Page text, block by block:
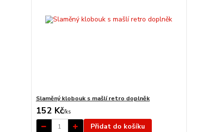
Slaměný klobouk s mašlí retro doplněk
152 Kč/ks
Přidat do košíku